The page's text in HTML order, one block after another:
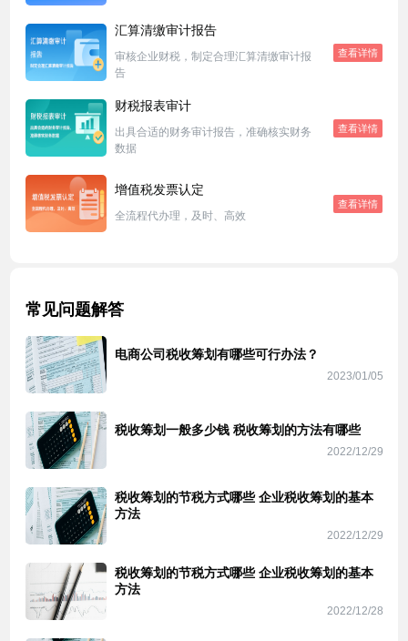
汇算清缴审计报告
审核企业财税，制定合理汇算清缴审计报
告
查看详情
财税报表审计
出具合适的财务审计报告，准确核实财务
数据
查看详情
增值税发票认定
全流程代办理，及时、高效
查看详情
常见问题解答
电商公司税收筹划有哪些可行办法？
2023/01/05
税收筹划一般多少钱 税收筹划的方法有哪些
2022/12/29
税收筹划的节税方式哪些 企业税收筹划的基本
方法
2022/12/29
税收筹划的节税方式哪些 企业税收筹划的基本
方法
2022/12/28